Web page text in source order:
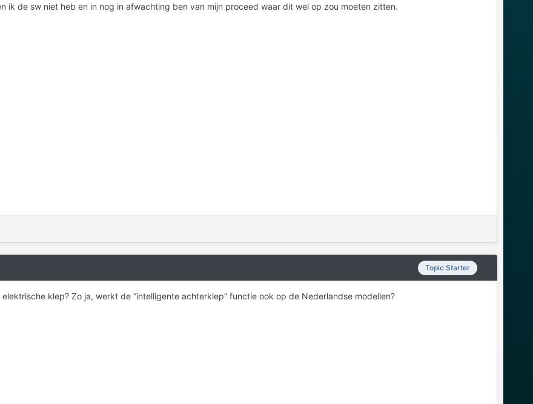
ik de sw niet heb en in nog in afwachting ben van mijn proceed waar dit wel op zou moeten zitten.
Topic Starter
klep? Zo ja, werkt de “intelligente achterklep” functie ook op de Nederlandse modellen?